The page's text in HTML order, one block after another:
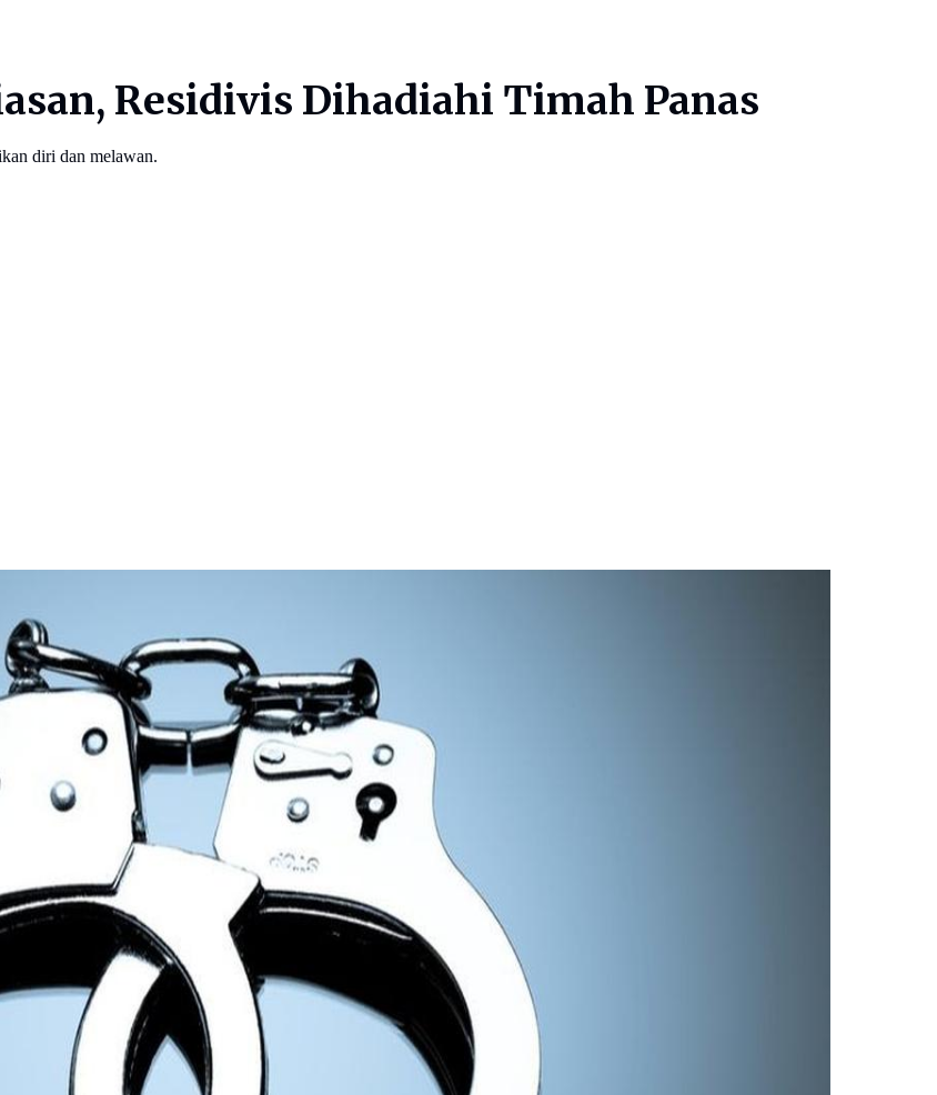
Residivis Dihadiahi Timah Panas
diri dan melawan.